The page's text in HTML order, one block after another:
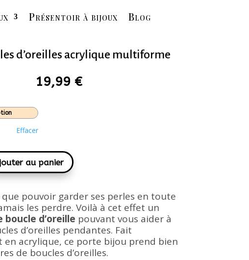
Présentoir à bijoux Blog
d’oreilles acrylique multiforme
19,99 €
Effacer
au panier
pouvoir garder ses perles en toute
les perdre. Voilà à cet effet un
boucle d’oreille pouvant vous aider à
d’oreilles pendantes. Fait
en acrylique, ce porte bijou prend bien
de boucles d’oreilles.